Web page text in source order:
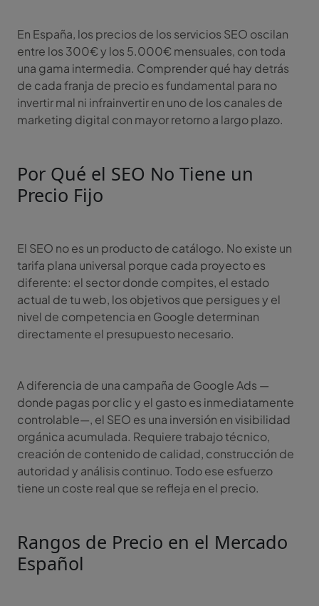
En España, los precios de los servicios SEO oscilan
entre los 300€ y los 5.000€ mensuales, con toda
una gama intermedia. Comprender qué hay detrás
de cada franja de precio es fundamental para no
invertir mal ni infrainvertir en uno de los canales de
marketing digital con mayor retorno a largo plazo.
Por Qué el SEO No Tiene un
Precio Fijo
El SEO no es un producto de catálogo. No existe un
tarifa plana universal porque cada proyecto es
diferente: el sector donde compites, el estado
actual de tu web, los objetivos que persigues y el
nivel de competencia en Google determinan
directamente el presupuesto necesario.
A diferencia de una campaña de Google Ads —
donde pagas por clic y el gasto es inmediatamente
controlable—, el SEO es una inversión en visibilidad
orgánica acumulada. Requiere trabajo técnico,
creación de contenido de calidad, construcción de
autoridad y análisis continuo. Todo ese esfuerzo
tiene un coste real que se refleja en el precio.
Rangos de Precio en el Mercado
Español